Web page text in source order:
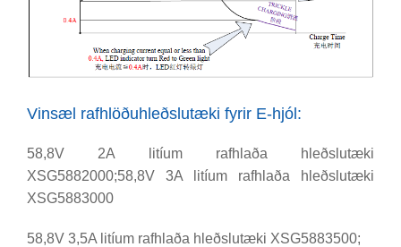
Vinsæl rafhlöðuhleðslutæki fyrir E-hjól:
58,8V 2A litíum rafhlaða hleðslutæki
XSG5882000;58,8V 3A litíum rafhlaða hleðslutæki
XSG5883000
58,8V 3,5A litíum rafhlaða hleðslutæki XSG5883500;